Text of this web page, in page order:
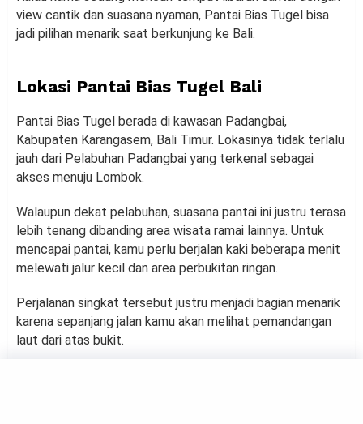
view cantik dan suasana nyaman, Pantai Bias Tugel bisa
jadi pilihan menarik saat berkunjung ke Bali.
Lokasi Pantai Bias Tugel Bali
Pantai Bias Tugel berada di kawasan Padangbai,
Kabupaten Karangasem, Bali Timur. Lokasinya tidak terlalu
jauh dari Pelabuhan Padangbai yang terkenal sebagai
akses menuju Lombok.
Walaupun dekat pelabuhan, suasana pantai ini justru terasa
lebih tenang dibanding area wisata ramai lainnya. Untuk
mencapai pantai, kamu perlu berjalan kaki beberapa menit
melewati jalur kecil dan area perbukitan ringan.
Perjalanan singkat tersebut justru menjadi bagian menarik
karena sepanjang jalan kamu akan melihat pemandangan
laut dari atas bukit.